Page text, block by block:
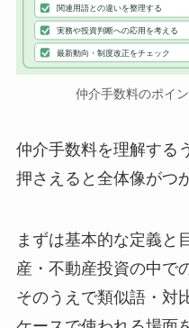
関連用語との違いを整理する
実務や投資判断への応用を考える
最新動向・制度改正をチェック
仲介手数料のポイ
仲介手数料を理解する
押さえると全体像がつ
まずは基本的な定義と
産・不動産投資の中で
そのうえで類似語・対